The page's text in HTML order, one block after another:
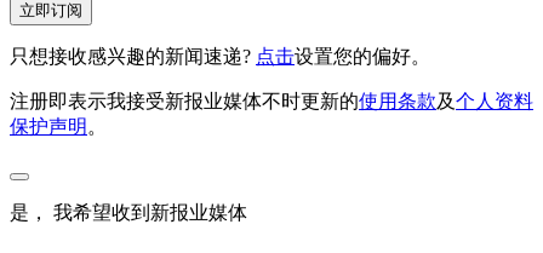
立即订阅
只想接收感兴趣的新闻速递? 点击设置您的偏好。
注册即表示我接受新报业媒体不时更新的使用条款及个人资料
保护声明。
是， 我希望收到新报业媒体